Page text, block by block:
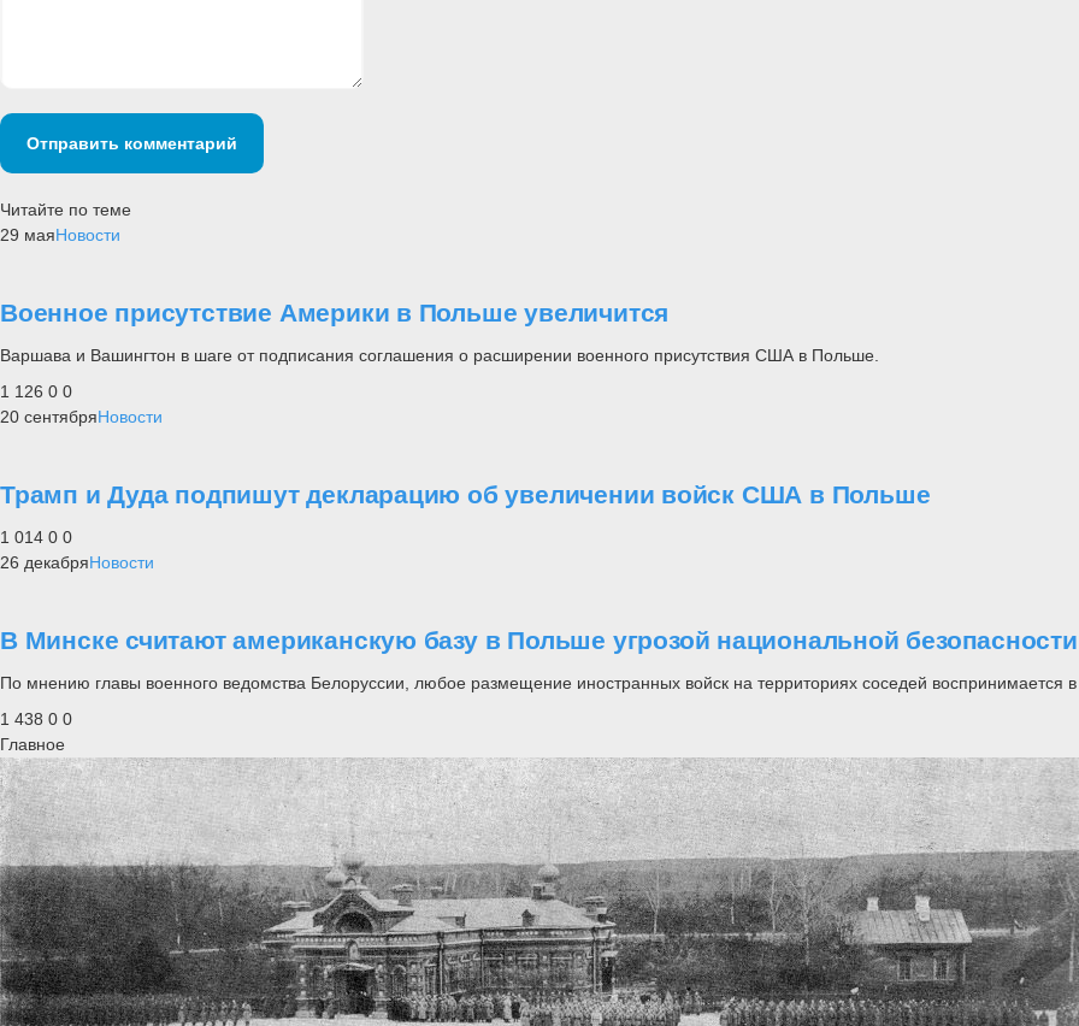
Отправить комментарий
Читайте по теме
29 маяНовости
Военное присутствие Америки в Польше увеличится
Варшава и Вашингтон в шаге от подписания соглашения о расширении военного присутствия США в Польше.
1 126 0 0
20 сентябряНовости
Трамп и Дуда подпишут декларацию об увеличении войск США в Польше
1 014 0 0
26 декабряНовости
В Минске считают американскую базу в Польше угрозой национальной безопасности
По мнению главы военного ведомства Белоруссии, любое размещение иностранных войск на территориях соседей воспринимается в
1 438 0 0
Главное